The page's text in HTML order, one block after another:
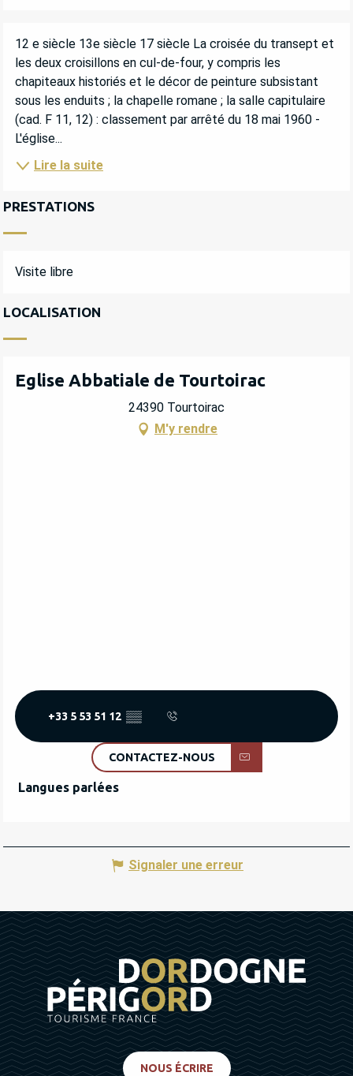
DESCRIPTION
12 e siècle 13e siècle 17 siècle La croisée du transept et
les deux croisillons en cul-de-four, y compris les
chapiteaux historiés et le décor de peinture subsistant
sous les enduits ; la chapelle romane ; la salle capitulaire
(cad. F 11, 12) : classement par arrêté du 18 mai 1960 -
L'église...
Lire la suite
PRESTATIONS
Visite libre
LOCALISATION
Eglise Abbatiale de Tourtoirac
24390 Tourtoirac
M'y rendre
+33 5 53 51 12 ▒▒
CONTACTEZ-NOUS
Langues parlées
Langues parlées
Signaler une erreur
NOUS ÉCRIRE